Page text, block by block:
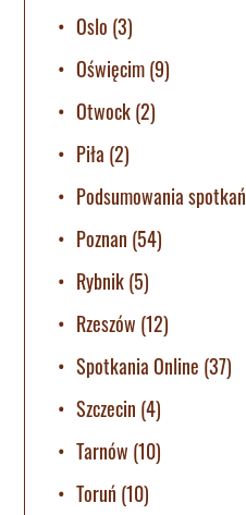
Oslo (3)
Oświęcim(9)
Otwock(2)
Piła (2)
Podsumowania spotkań
Poznan (54)
Rybnik(5)
Rzeszów (12)
Spotkania Online (37)
Szczecin (4)
Tarnów (10)
Toruń (10)